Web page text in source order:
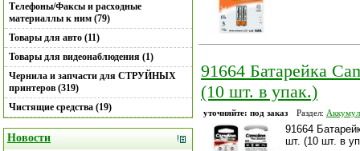
Телефоны/Факсы и расходные
материаллы к ним (79)
Товары для авто (11)
Товары для видеонаблюдения (1)
Чернила и запчасти для СТРУЙНЫХ
принтеров (319)
Чистящие средства (19)
Новости
91664 Батарейка
(10 шт. в упак.)
уточняйте: под заказ Раздел:
91664
шт. (10 шт. в